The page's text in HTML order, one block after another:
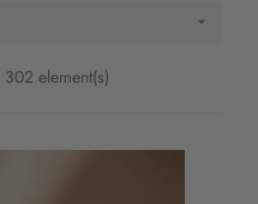

element(s)